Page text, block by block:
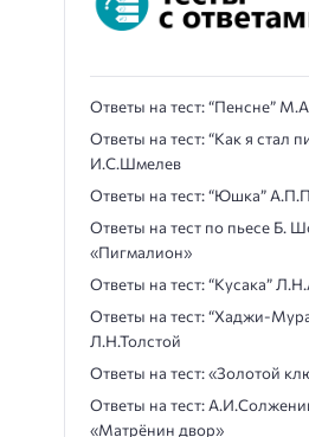
Ответы на тест: “Пенсне”
Ответы на тест: “Как я стал
И.С.Шмелев
Ответы на тест: “Юшка”
Ответы на тест по пьесе Б.
«Пигмалион»
Ответы на тест: “Кусака”
Ответы на тест: “Хаджи-
Л.Н.Толстой
Ответы на тест: «Золотой
Ответы на тест:
«Матрёнин двор»